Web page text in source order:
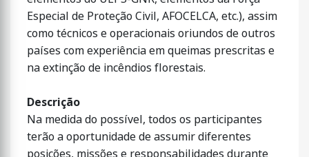
Especial de Proteção Civil, AFOCELCA, etc.), assim
como técnicos e operacionais oriundos de outros
países com experiência em queimas prescritas e
na extinção de incêndios florestais.
Descrição
Na medida do possível, todos os participantes
terão a oportunidade de assumir diferentes